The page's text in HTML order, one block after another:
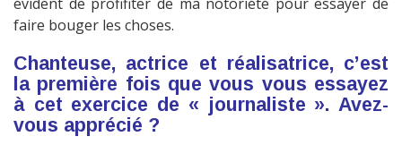
faire bouger les choses.
Chanteuse, actrice et réalisatrice, c’est
la première fois que vous vous essayez
à cet exercice de « journaliste ». Avez-
vous apprécié ?